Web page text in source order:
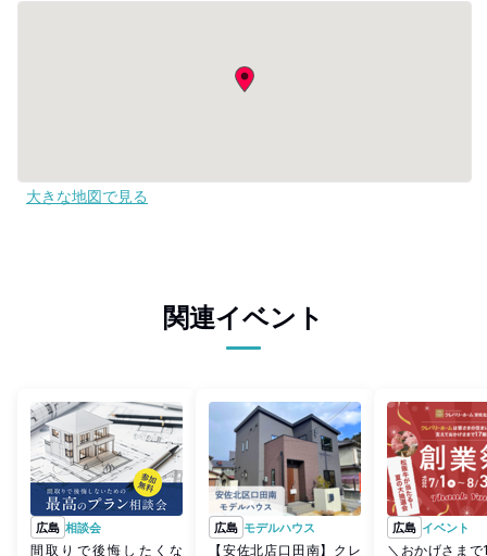
大きな地図で見る
関連イベント
広島 相談会
間取りで後悔したくな
広島 モデルハウス
【安佐北店口田南】クレ
広島 イベント
＼おかげさま